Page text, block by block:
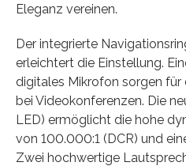
Eleganz vereinen.
Der integrierte
erleichtert die Einstellung.
digitales Mikrofon sorgen
bei Videokonferenzen. Die
LED) ermöglicht die hohe
von 100.000:1 (DCR) und
Zwei hochwertige